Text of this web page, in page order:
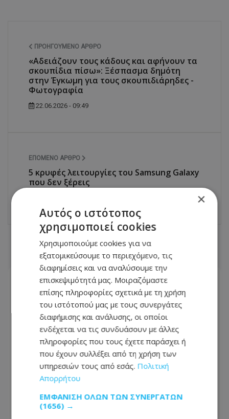
ΠΡΟΗΓΟΎΜΕΝΟ ΆΡΘΡΟ
«Αδειάζουν τους κάδους και αφήνουν τα
σκουπίδια πίσω»: Ξέσπασμα δημότη
στην Έγκωμη για τους σκουπιδιάρηδες -
Φωτογραφία
22.06.2026 - 09:49
ΕΠΌΜΕΝΟ ΆΡΘΡΟ
5 κρυφές λειτουργίες του Samsung Galaxy
που δεν ξέρεις
ΣΧΕΤΙΚΑ ΑΡΘΡΑ
Τα 3 ζώδια θα ευνοηθούν
×
Αυτός ο ιστότοπος
χρησιμοποιεί cookies
Χρησιμοποιούμε cookies για να
εξατομικεύσουμε το περιεχόμενο, τις
διαφημίσεις και να αναλύσουμε την
επισκεψιμότητά μας. Μοιραζόμαστε
επίσης πληροφορίες σχετικά με τη χρήση
του ιστότοπού μας με τους συνεργάτες
διαφήμισης και ανάλυσης, οι οποίοι
ενδέχεται να τις συνδυάσουν με άλλες
πληροφορίες που τους έχετε παράσχει ή
που έχουν συλλέξει από τη χρήση των
υπηρεσιών τους από εσάς. Πολιτική
Απορρήτου
ΕΜΦΆΝΙΣΗ ΌΛΩΝ ΤΩΝ ΣΥΝΕΡΓΑΤΏΝ
(1656) →